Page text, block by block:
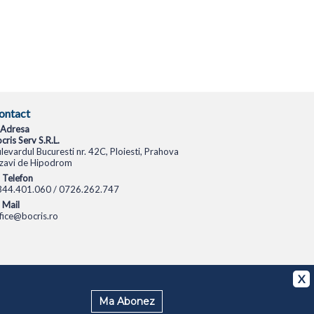
X
Ma Abonez
Adresa
Serv S.R.L.
Bucuresti nr. 42C, Ploiesti, Prahova
de Hipodrom
Telefon
/ 0726.262.747
Mail